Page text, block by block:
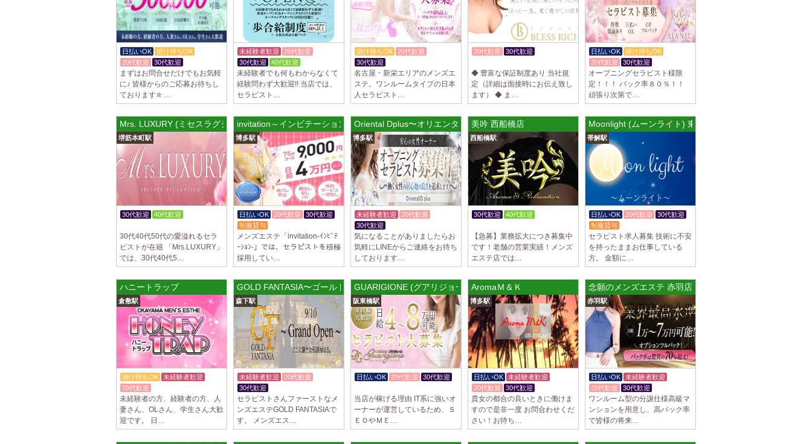
2025/03/29[蒲田駅]
LIVSPA (リブスパ) 蒲田ルーム
当店の募集は嘘偽り等なく、記載通りにしっかりお給料をお支払
いさせていただきます。 とても働きやすいお店作りを心がけてお
2025/03/28[恵比寿駅]
大人の隠れ家 恵比寿ルーム
る講習時のセクハラを撲滅するために女店長または在籍セラピス
トが講…
2025/03/28[渋谷駅]
大人の隠れ家 渋谷ルーム
初めまして、大人の隠れ家の女店長です。 当店では業界の闇であ
る講習時のセクハラを撲滅するために女店長または在籍セラピス
トが講…
aroma Angel
セラピストさんを大募集しております 完全歩合で50%〜60%以
上！！ 掛け持ちOK、完全個室待機など嬉しい高待遇が盛りだく
2025/03/28[東海学園前駅]
デビルキャット
24時間営業！自由シフトで好きな時間に働ける 未経験者歓迎♪個
室待機でゆっくり自分の好きな事ができます♪ 可愛い制服もご用
意して…
日払いOK
掛け持ちOK
20代歓迎
30代歓迎
まずはお問合せだけでもお気軽
に♪ 皆様からのご応募お待ちし
ております✮ …
未経験者歓迎
20代歓迎
30代歓迎
40代歓迎
未経験者でも何もわからなくて
経験問わず大歓迎!! 当店では、
セラピスト…
掛け持ちOK
20代歓迎
30代歓迎
名古屋・新栄エリアのメンズエ
ステ。ワンルームタイプの日本
人セラピスト…
20代歓迎
30代歓迎
◆ 豊富な保証制度あり 当社規
定（詳細は面接時にお伝え致し
ます） ◆ ま…
日払いOK
掛け持ちOK
20代歓迎
30代歓迎
オープニングセラピスト様限
定！！！ バック率８０％！！
頑張り次第で…
Mrs. LUXURY (ミセスラグジュアリー) 堺筋本町ルーム
堺筋本町駅
30代歓迎
40代歓迎
30代40代50代の愛溢れるセラ
ピストが在籍 「Mrs.LUXURY」
では、30代40代5…
invitation～インビテーション～
博多駅
日払いOK 20代歓迎
30代歓迎
制服貸与
メンズエステ「invitation-ｲﾝﾋﾞﾃ
ｰｼｮﾝ-」では、セラピストを積極
採用してい…
Oriental Dplus〜オリエンタルディープラス
博多駅
未経験者歓迎
20代歓迎
30代歓迎
気になることがありましたらお
気軽にLINEからご連絡をお待ち
しております…
美吟 西船橋店
西船橋駅
30代歓迎
40代歓迎
【急募】業務拡大につき募集中
です！老舗の営業実績！メンズ
エステ店では…
Moonlight (ムーンライト) 東九条ルーム
帯解駅
日払いOK 20代歓迎
30代歓迎
制服貸与
セラピスト求人募集 技術に不安
を持ったままお仕事している
方。 金額に…
ハニートラップ
倉敷駅
掛け持ちOK
未経験者歓迎
20代歓迎
未経験者の方、経験者の方、人
妻さん、OLさん、学生さん大歓
迎です。 日…
GOLD FANTASIA〜ゴールドファンタジア
森下駅
未経験者歓迎
20代歓迎
30代歓迎
セラピストさんファーストなメ
ンズエステGOLD FANTASIAで
す。 メンズエス…
GUARIGIONE (グアリジョーネ) 阪東橋ルーム
阪東橋駅
日払いOK 20代歓迎
30代歓迎
当店が稼げる理由 IT系に強いオ
ーナーが運営しているため、Ｓ
ＥＯやＭＥ…
AromaＭ＆Ｋ
博多駅
日払いOK
未経験者歓迎
20代歓迎
30代歓迎
貴女の都合の良いときに働けま
すので是非一度 お問合わせくだ
さい！お待ち…
念願のメンズエステ 赤羽店
赤羽駅
日払いOK
未経験者歓迎
20代歓迎
30代歓迎
ワンルーム型の分譲仕様高級マ
ンションを用意し、高バック率
で皆様の将来…